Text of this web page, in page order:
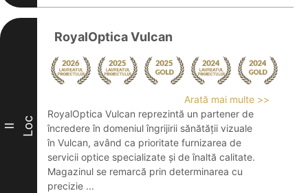
II Loc
RoyalOptica Vulcan
Arată mai multe >>
RoyalOptica Vulcan reprezintă un partener de
încredere în domeniul îngrijirii sănătății vizuale
în Vulcan, având ca prioritate furnizarea de
servicii optice specializate și de înaltă calitate.
Magazinul se remarcă prin determinarea cu
precizie ...